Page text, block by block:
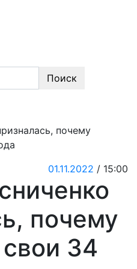
шоу-бизнеса,
Поиск
почему
01.11.2022 / 15:00
почему
34